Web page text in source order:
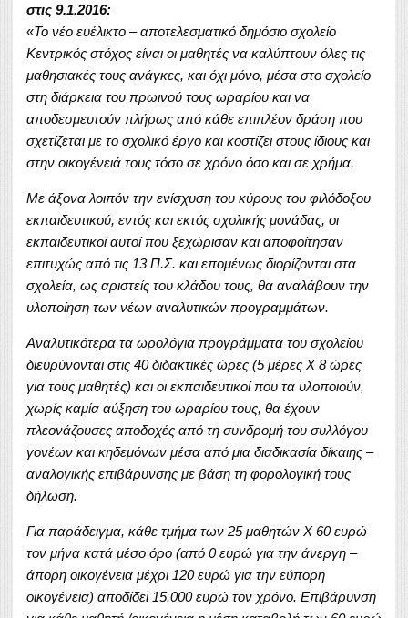
στις 9.1.2016:
«Το νέο ευέλικτο – αποτελεσματικό δημόσιο σχολείο
Κεντρικός στόχος είναι οι μαθητές να καλύπτουν όλες τις
μαθησιακές τους ανάγκες, και όχι μόνο, μέσα στο σχολείο
στη διάρκεια του πρωινού τους ωραρίου και να
αποδεσμευτούν πλήρως από κάθε επιπλέον δράση που
σχετίζεται με το σχολικό έργο και κοστίζει στους ίδιους και
στην οικογένειά τους τόσο σε χρόνο όσο και σε χρήμα.
Με άξονα λοιπόν την ενίσχυση του κύρους του φιλόδοξου
εκπαιδευτικού, εντός και εκτός σχολικής μονάδας, οι
εκπαιδευτικοί αυτοί που ξεχώρισαν και αποφοίτησαν
επιτυχώς από τις 13 Π.Σ. και επομένως διορίζονται στα
σχολεία, ως αριστείς του κλάδου τους, θα αναλάβουν την
υλοποίηση των νέων αναλυτικών προγραμμάτων.
Αναλυτικότερα τα ωρολόγια προγράμματα του σχολείου
διευρύνονται στις 40 διδακτικές ώρες (5 μέρες Χ 8 ώρες
για τους μαθητές) και οι εκπαιδευτικοί που τα υλοποιούν,
χωρίς καμία αύξηση του ωραρίου τους, θα έχουν
πλεονάζουσες αποδοχές από τη συνδρομή του συλλόγου
γονέων και κηδεμόνων μέσα από μια διαδικασία δίκαιης –
αναλογικής επιβάρυνσης με βάση τη φορολογική τους
δήλωση.
Για παράδειγμα, κάθε τμήμα των 25 μαθητών Χ 60 ευρώ
τον μήνα κατά μέσο όρο (από 0 ευρώ για την άνεργη –
άπορη οικογένεια μέχρι 120 ευρώ για την εύπορη
οικογένεια) αποδίδει 15.000 ευρώ τον χρόνο. Επιβάρυνση